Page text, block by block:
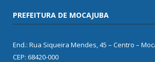
PREFEITURA DE MOCAJUBA
End.: Rua Siqueira Mendes, 45 – Centro –
CEP: 68420-000